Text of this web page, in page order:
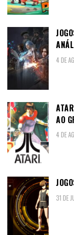
4 DE
AO
4 DE
31 DE